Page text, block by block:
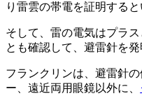
り雷雲の帯電を証明すると
そして、雷の電気はプラ
とも確認して、避雷針を発
フランクリンは、避雷針
ー、遠近両用眼鏡以外に、